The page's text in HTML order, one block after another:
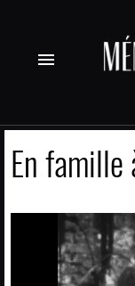
menu
En famille